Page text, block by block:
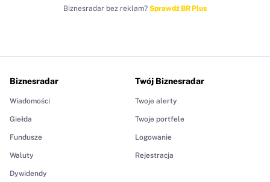
Biznesradar bez reklam? Sprawdź BR Plus
Biznesradar
Wiadomości
Giełda
Fundusze
Waluty
Dywidendy
Twój Biznesradar
Twoje alerty
Twoje portfele
Logowanie
Rejestracja